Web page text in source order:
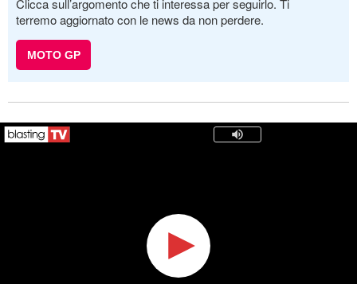
Clicca sull’argomento che ti interessa per seguirlo. Ti
terremo aggiornato con le news da non perdere.
MOTO GP